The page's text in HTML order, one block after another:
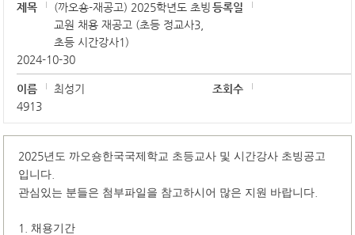
제목
(까오숑-재공고) 2025학년도 초빙
교원 채용 재공고 (초등 정교사3,
초등 시간강사1)
등록일
2024-10-30
이름 최성기
조회수
4913
2025년도 까오숑한국국제학교 초등교사 및 시간강사 초빙공고
입니다
관심있는 분들은 첨부파일을 참고하시어 많은 지원 바랍니다
1. 채용기간